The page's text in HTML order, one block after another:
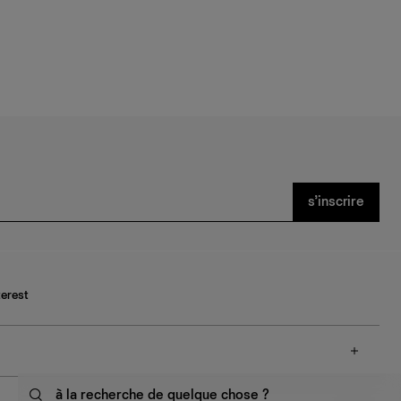
à la recherche de quelque chose ?
s’inscrire